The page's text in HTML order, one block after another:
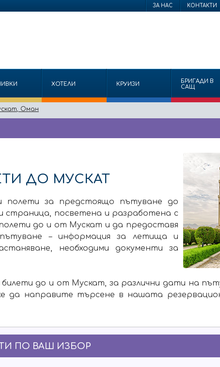
ЗА НАС КОНТАКТИ
ХОТЕЛИ КРУИЗИ
БРИГАДИ В
САЩ
Оман
ДО МУСКАТ
полети за предстоящо пътуване до
посветена и разработена с
до и от Мускат и да предоставя
– информация за летища и
необходими документи за
до и от Мускат, за различни дати на
да направите търсене в нашата
ПО ВАШ ИЗБОР